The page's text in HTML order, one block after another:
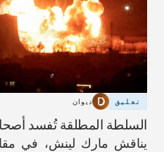
تعليق ديوان
السلطة المطلقة تُفسد
يناقش مارك لينش، في